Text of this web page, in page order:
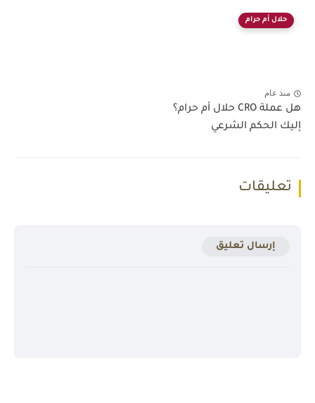
حلال أم حرام
منذ عام
هل عملة CRO حلال أم حرام؟
إليك الحكم الشرعي
تعليقات
إرسال تعليق